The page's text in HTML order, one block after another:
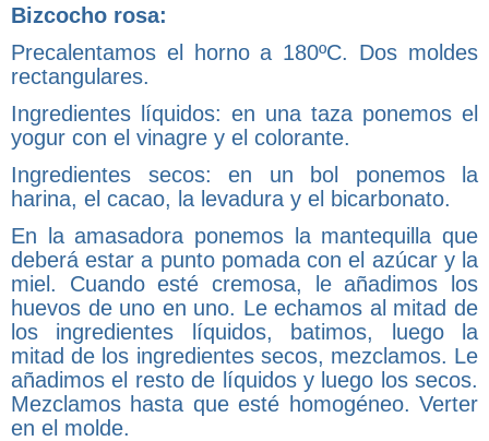
Bizcocho rosa:
Precalentamos el horno a 180ºC. Dos moldes
rectangulares.
Ingredientes líquidos: en una taza ponemos el
yogur con el vinagre y el colorante.
Ingredientes secos: en un bol ponemos la
harina, el cacao, la levadura y el bicarbonato.
En la amasadora ponemos la mantequilla que
deberá estar a punto pomada con el azúcar y la
miel. Cuando esté cremosa, le añadimos los
huevos de uno en uno. Le echamos al mitad de
los ingredientes líquidos, batimos, luego la
mitad de los ingredientes secos, mezclamos. Le
añadimos el resto de líquidos y luego los secos.
Mezclamos hasta que esté homogéneo. Verter
en el molde.